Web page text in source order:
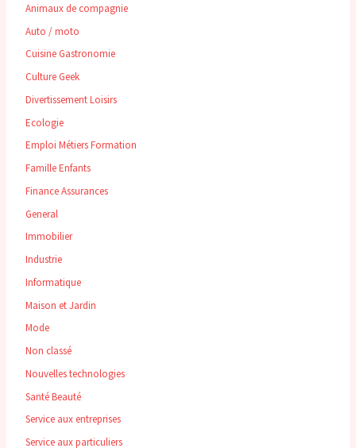
Animaux de compagnie
Auto / moto
Cuisine Gastronomie
Culture Geek
Divertissement Loisirs
Ecologie
Emploi Métiers Formation
Famille Enfants
Finance Assurances
General
Immobilier
Industrie
Informatique
Maison et Jardin
Mode
Non classé
Nouvelles technologies
Santé Beauté
Service aux entreprises
Service aux particuliers